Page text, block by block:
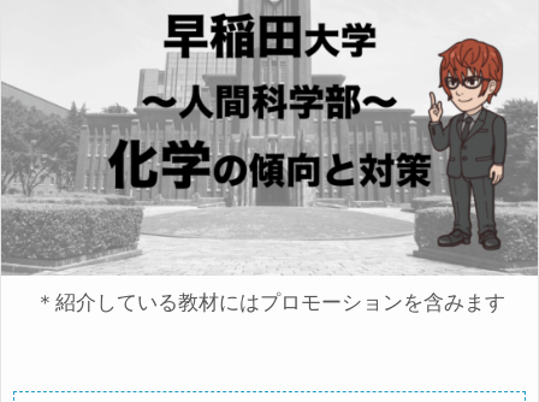
＊紹介している教材にはプロモーションを含みます